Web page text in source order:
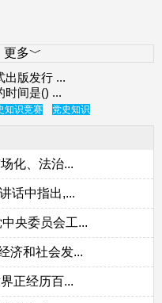
更多﹀
出版发行 ...
时间是() ...
知识竞赛 党史知识
化、法治...
话中指出,...
央委员会工...
济和社会发...
正经历百...